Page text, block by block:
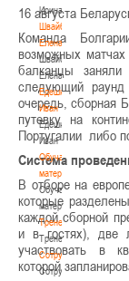
Ирина
Швайбович
Елена
Швайбович
Елена
Едешко
Иван
Едешко
Иван
Обучающие
материалы
Обучающие
материалы
Тренерам
Тренерам
Сотрудничество
Сотрудничество
16 августа
Команда
возможных матчах
балканцы
следующий
очередь, сборная
путевку на
Португалии либо
Система
В отборе на
которые
каждой сборной
и в гостях), две
участвовать в
которой